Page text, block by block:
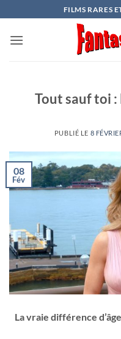
au
contenu
FILMS RARES
Tout sauf toi
PUBLIÉ LE 8
08
Fév
La vraie différence